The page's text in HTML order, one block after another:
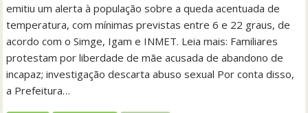
emitiu um alerta à população sobre a queda acentuada de
temperatura, com mínimas previstas entre 6 e 22 graus, de
acordo com o Simge, Igam e INMET. Leia mais: Familiares
protestam por liberdade de mãe acusada de abandono de
incapaz; investigação descarta abuso sexual Por conta disso,
a Prefeitura…